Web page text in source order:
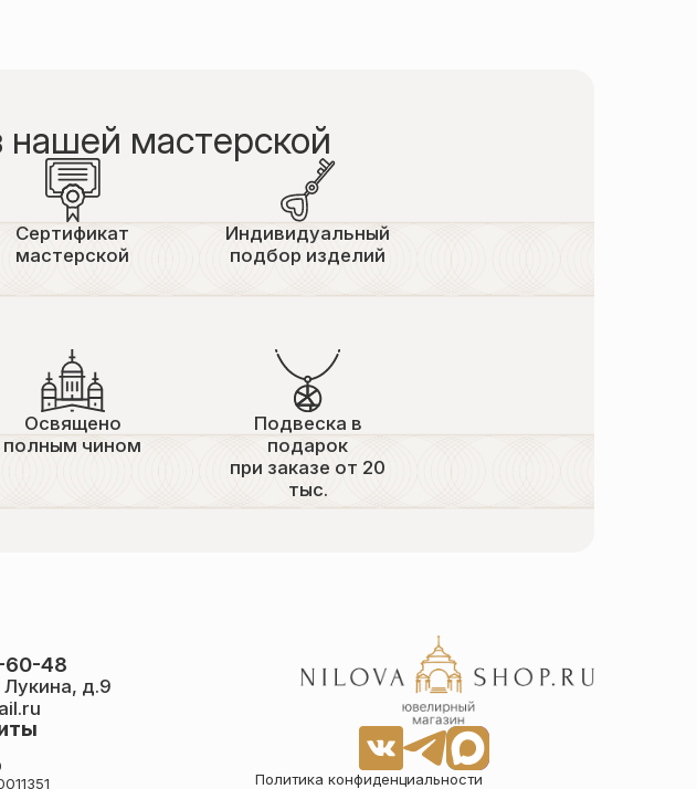
мастерской
Сертификат
мастерской
Индивидуальный
подбор изделий
Освящено
полным чином
Подвеска в
подарок
при заказе от 20
тыс.
60-48
Лукина, д.9
Политика конфиденциальности